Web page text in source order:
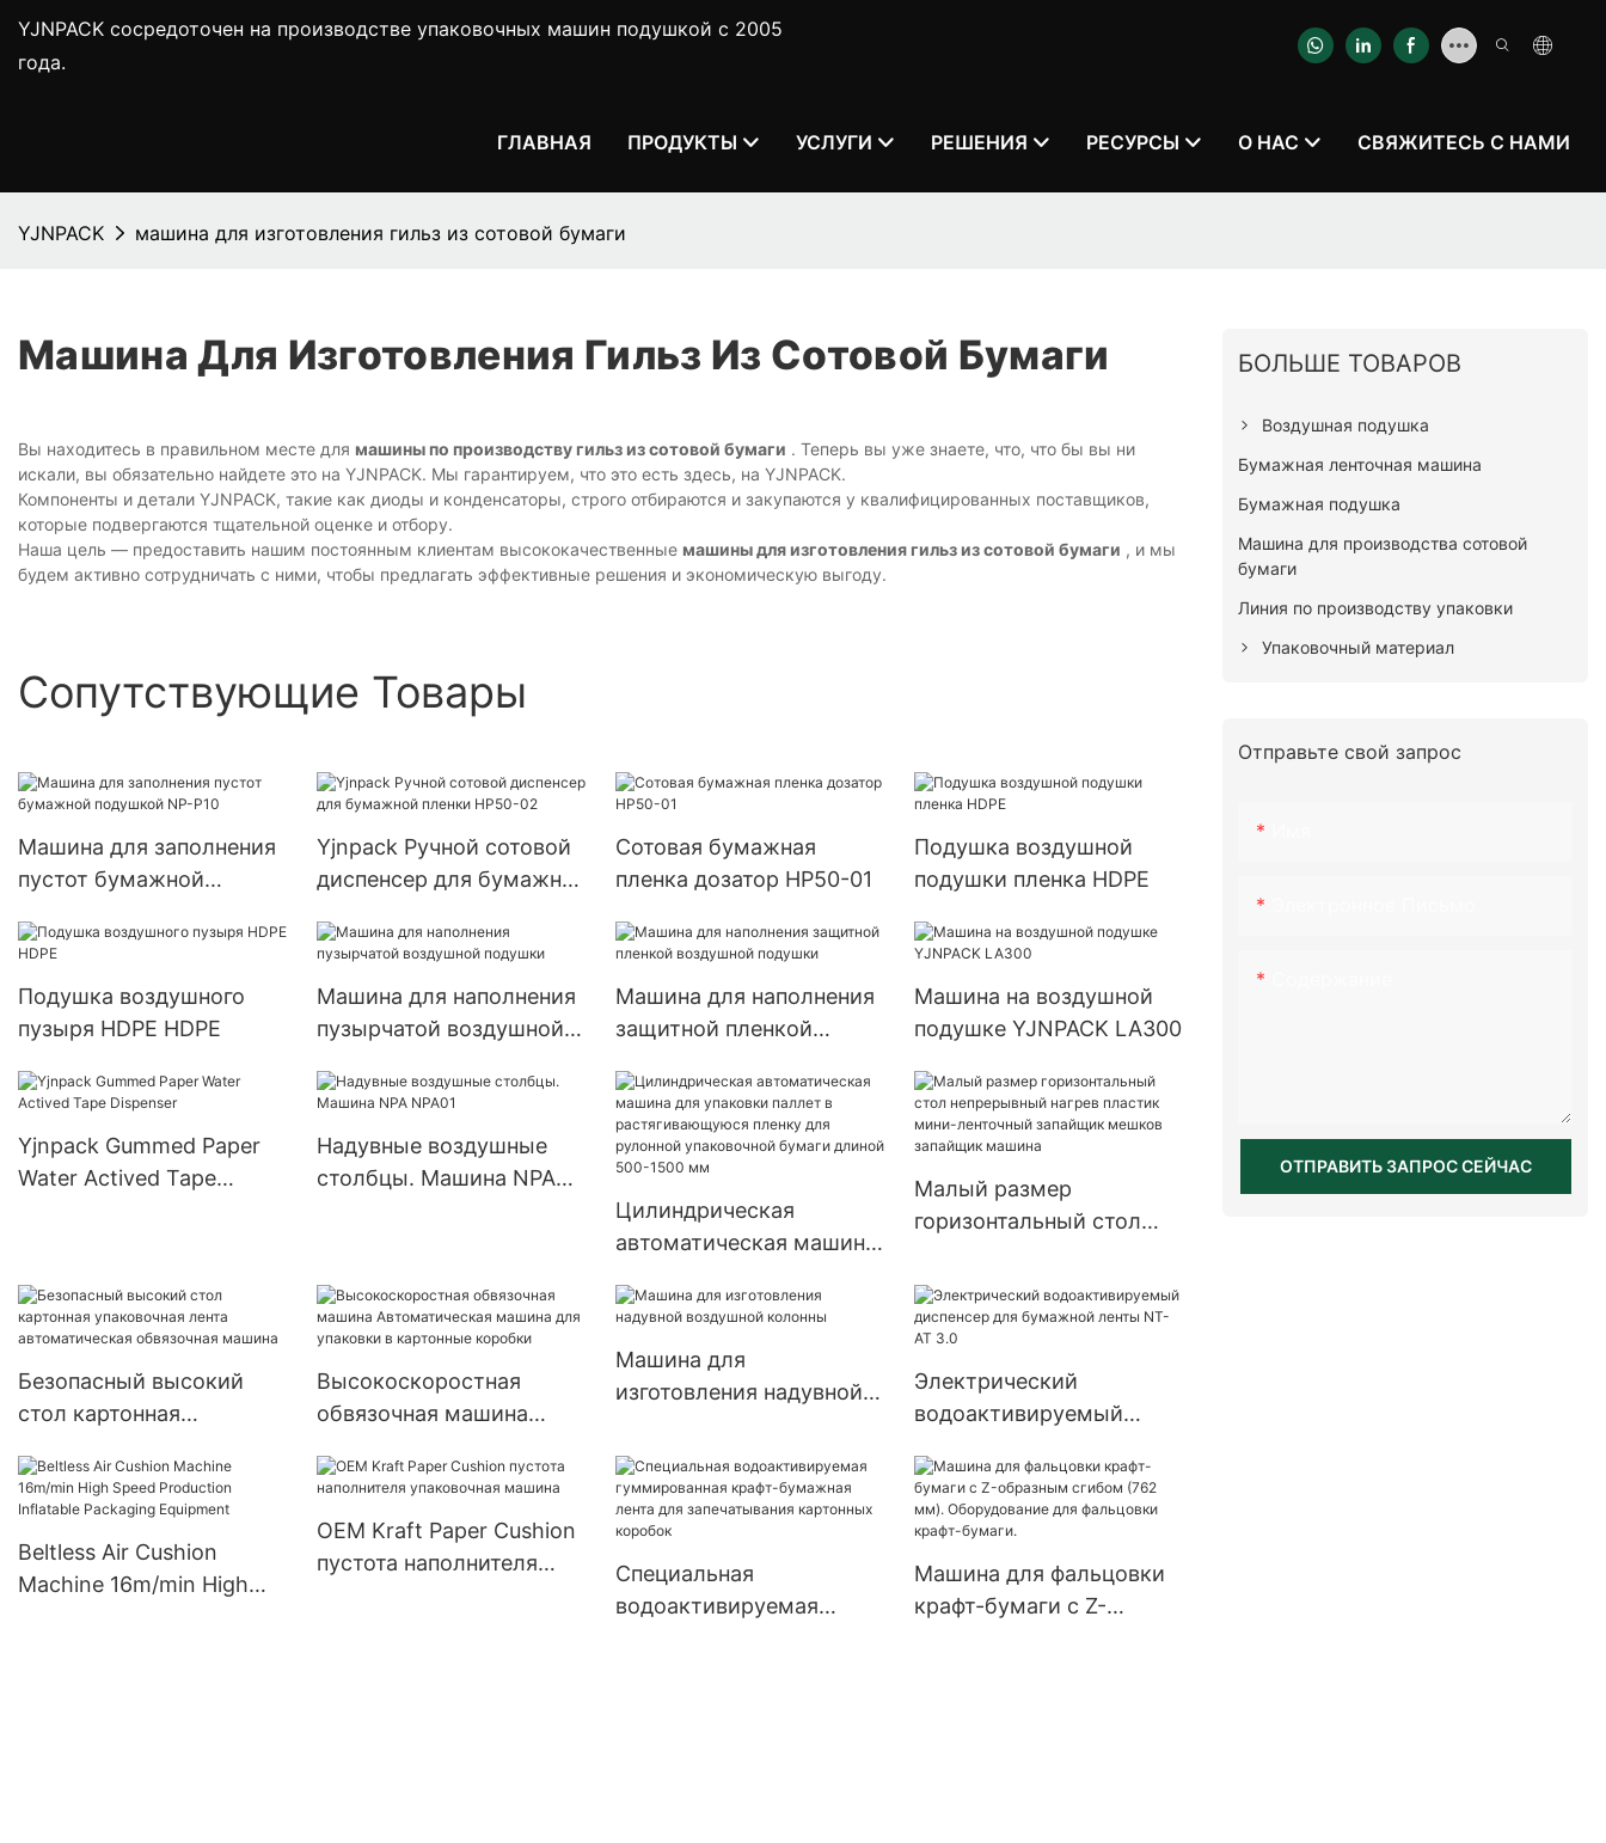
YJNPACK сосредоточен на производстве упаковочных машин подушкой с 2005
года.
ГЛАВНАЯ ПРОДУКТЫ УСЛУГИ РЕШЕНИЯ РЕСУРСЫ О НАС СВЯЖИТЕСЬ С НАМИ
YJNPACK машина для изготовления гильз из сотовой бумаги
Машина Для Изготовления Гильз Из Сотовой Бумаги
Вы находитесь в правильном месте для машины по производству гильз из сотовой бумаги . Теперь вы уже знаете, что, что бы вы ни
искали, вы обязательно найдете это на YJNPACK. Мы гарантируем, что это есть здесь, на YJNPACK.
Компоненты и детали YJNPACK, такие как диоды и конденсаторы, строго отбираются и закупаются у квалифицированных поставщиков,
которые подвергаются тщательной оценке и отбору.
Наша цель — предоставить нашим постоянным клиентам высококачественные машины для изготовления гильз из сотовой бумаги , и мы
будем активно сотрудничать с ними, чтобы предлагать эффективные решения и экономическую выгоду.
Сопутствующие Товары
Машина для заполнения
пустот бумажной
Yjnpack Ручной сотовой
диспенсер для бумажной
Сотовая бумажная
пленка дозатор HP50-01
Подушка воздушной
подушки пленка HDPE
Подушка воздушного
пузыря HDPE HDPE
Машина для наполнения
пузырчатой ​​воздушной
Машина для наполнения
защитной пленкой
Машина на воздушной
подушке YJNPACK LA300
Yjnpack Gummed Paper
Water Actived Tape
Надувные воздушные
столбцы. Машина NPA
Цилиндрическая
автоматическая машина
растягивающуюся
упаковочной бумаги
длиной 500-1500 мм
Малый размер
горизонтальный стол
пластик мини-ленточный
запайщик мешков
запайщик машина
Безопасный высокий
стол картонная
автоматическая
обвязочная машина
Высокоскоростная
обвязочная машина
для упаковки в
Машина для
изготовления надувной
Электрический
водоактивируемый
ленты NT-AT 3.0
Beltless Air Cushion
Machine 16m/min High
OEM Kraft Paper Cushion
пустота наполнителя
Специальная
водоактивируемая
Машина для фальцовки
крафт-бумаги с Z-
БОЛЬШЕ ТОВАРОВ
Воздушная подушка
Бумажная ленточная машина
Бумажная подушка
Машина для производства сотовой
бумаги
Линия по производству упаковки
Упаковочный материал
Отправьте свой запрос
ОТПРАВИТЬ ЗАПРОС СЕЙЧАС